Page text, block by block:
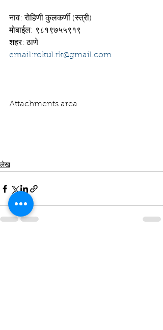
नाव: रोहिणी कुलकर्णी (स्त्री)
मोबाईल: ९८१९७५५९१९
शहर: ठाणे
email:rokul.rk@gmail.com
Attachments area
लेख